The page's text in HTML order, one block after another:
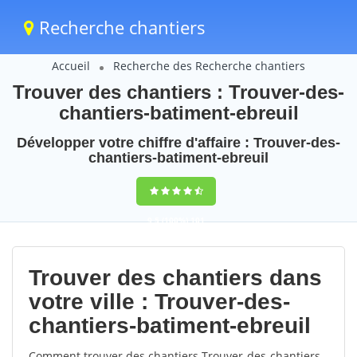
Recherche chantiers
Accueil Recherche des Recherche chantiers
Trouver des chantiers : Trouver-des-
chantiers-batiment-ebreuil
Développer votre chiffre d'affaire : Trouver-des-
chantiers-batiment-ebreuil
9,5(100%)101
votes
Trouver des chantiers dans
votre ville : Trouver-des-
chantiers-batiment-ebreuil